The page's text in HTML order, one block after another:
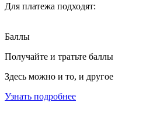
Для платежа подходят:
Баллы
Получайте и тратьте баллы
Здесь можно и то, и другое
Узнать подробнее